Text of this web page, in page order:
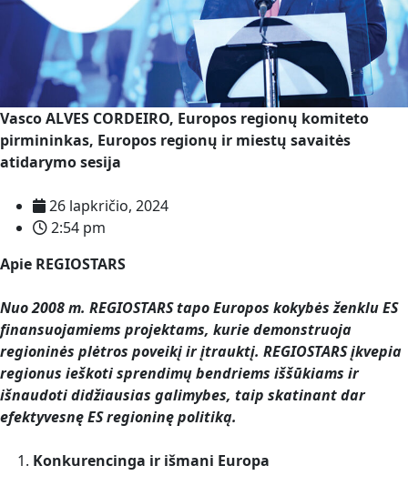
Vasco ALVES CORDEIRO, Europos regionų komiteto
pirmininkas, Europos regionų ir miestų savaitės
atidarymo sesija
26 lapkričio, 2024
2:54 pm
Apie REGIOSTARS
Nuo 2008 m. REGIOSTARS tapo Europos kokybės ženklu ES
finansuojamiems projektams, kurie demonstruoja
regioninės plėtros poveikį ir įtrauktį. REGIOSTARS įkvepia
regionus ieškoti sprendimų bendriems iššūkiams ir
išnaudoti didžiausias galimybes, taip skatinant dar
efektyvesnę ES regioninę politiką.
Konkurencinga ir išmani Europa